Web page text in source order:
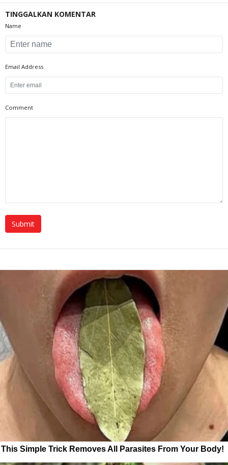
TINGGALKAN KOMENTAR
Name
Email Address
Comment
This Simple Trick Removes All Parasites From Your Body!